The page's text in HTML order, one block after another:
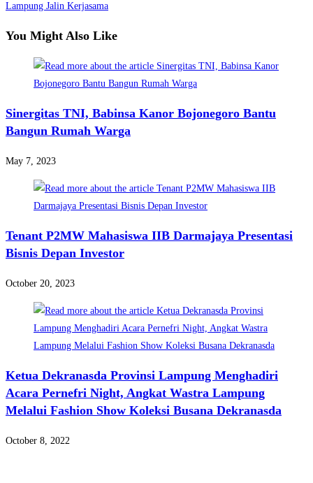
articles
Lampung Jalin Kerjasama
You Might Also Like
Sinergitas TNI, Babinsa Kanor Bojonegoro Bantu
Bangun Rumah Warga
May 7, 2023
Tenant P2MW Mahasiswa IIB Darmajaya Presentasi
Bisnis Depan Investor
October 20, 2023
Ketua Dekranasda Provinsi Lampung Menghadiri
Acara Pernefri Night, Angkat Wastra Lampung
Melalui Fashion Show Koleksi Busana Dekranasda
October 8, 2022